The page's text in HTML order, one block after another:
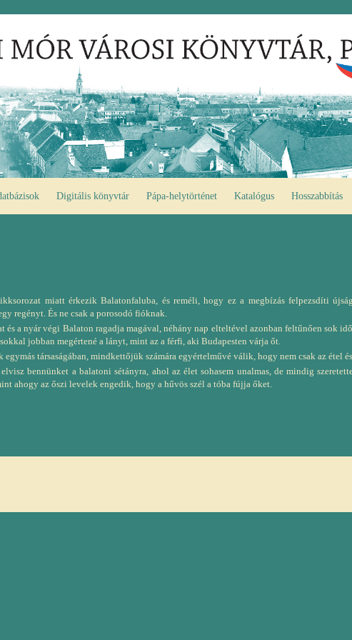
Digitális könyvtár Pápa-helytörténet Katalógus Hosszabbítás
miatt érkezik Balatonfaluba, és reméli, hogy ez a megbízás felpezsdíti
regényt. És ne csak a porosodó fióknak.
és a nyár végi Balaton ragadja magával, néhány nap elteltével azonban feltűnően sok
jobban megértené a lányt, mint az a férfi, aki Budapesten várja őt.
társaságában, mindkettőjük számára egyértelművé válik, hogy nem csak az étel
bennünket a balatoni sétányra, ahol az élet sohasem unalmas, de mindig
ahogy az őszi levelek engedik, hogy a hűvös szél a tóba fújja őket.